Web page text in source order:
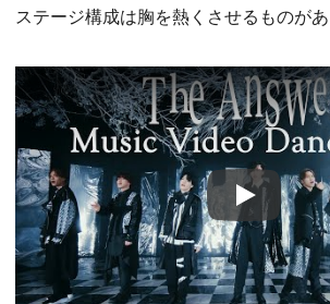
ステージ構成は胸を熱くさせるものがあ
Play